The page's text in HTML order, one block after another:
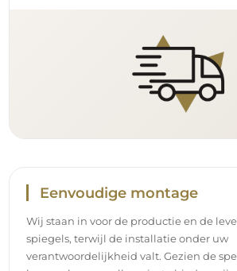
Lees onze installatiegids stap voor stap.
Reiniging en onderhoud